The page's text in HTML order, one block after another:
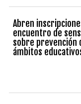
Abren
encuentro de
sobre prevención
ámbitos